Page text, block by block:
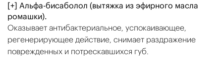
[+] Альфа-бисаболол (вытяжка из эфирного масла
ромашки).
Оказывает антибактериальное, успокаивающее,
регенерирующее действие, снимает раздражение
поврежденных и потрескавшихся губ.